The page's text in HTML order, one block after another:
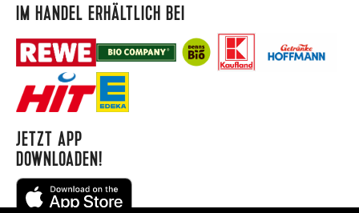
IM HANDEL ERHÄLTLICH BEI
JETZT APP
DOWNLOADEN!